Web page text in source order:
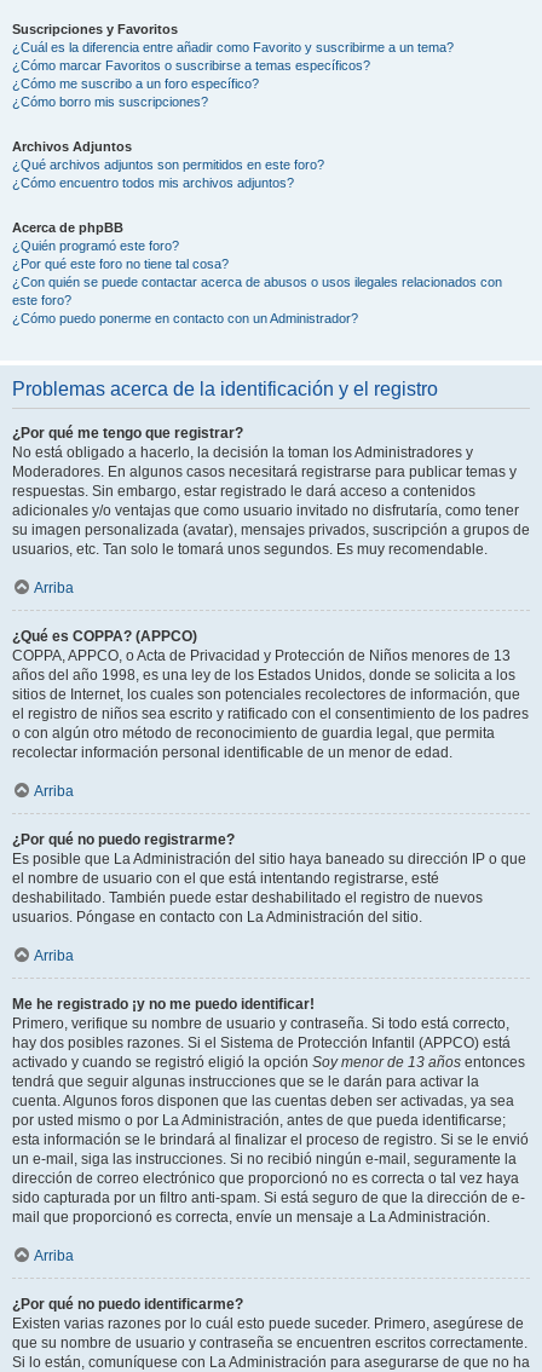
Suscripciones y Favoritos
¿Cuál es la diferencia entre añadir como Favorito y suscribirme a un tema?
¿Cómo marcar Favoritos o suscribirse a temas específicos?
¿Cómo me suscribo a un foro específico?
¿Cómo borro mis suscripciones?
Archivos Adjuntos
¿Qué archivos adjuntos son permitidos en este foro?
¿Cómo encuentro todos mis archivos adjuntos?
Acerca de phpBB
¿Quién programó este foro?
¿Por qué este foro no tiene tal cosa?
¿Con quién se puede contactar acerca de abusos o usos ilegales relacionados con
este foro?
¿Cómo puedo ponerme en contacto con un Administrador?
Problemas acerca de la identificación y el registro
¿Por qué me tengo que registrar?
No está obligado a hacerlo, la decisión la toman los Administradores y
Moderadores. En algunos casos necesitará registrarse para publicar temas y
respuestas. Sin embargo, estar registrado le dará acceso a contenidos
adicionales y/o ventajas que como usuario invitado no disfrutaría, como tener
su imagen personalizada (avatar), mensajes privados, suscripción a grupos de
usuarios, etc. Tan solo le tomará unos segundos. Es muy recomendable.
Arriba
¿Qué es COPPA? (APPCO)
COPPA, APPCO, o Acta de Privacidad y Protección de Niños menores de 13
años del año 1998, es una ley de los Estados Unidos, donde se solicita a los
sitios de Internet, los cuales son potenciales recolectores de información, que
el registro de niños sea escrito y ratificado con el consentimiento de los padres
o con algún otro método de reconocimiento de guardia legal, que permita
recolectar información personal identificable de un menor de edad.
Arriba
¿Por qué no puedo registrarme?
Es posible que La Administración del sitio haya baneado su dirección IP o que
el nombre de usuario con el que está intentando registrarse, esté
deshabilitado. También puede estar deshabilitado el registro de nuevos
usuarios. Póngase en contacto con La Administración del sitio.
Arriba
Me he registrado ¡y no me puedo identificar!
Primero, verifique su nombre de usuario y contraseña. Si todo está correcto,
hay dos posibles razones. Si el Sistema de Protección Infantil (APPCO) está
activado y cuando se registró eligió la opción Soy menor de 13 años entonces
tendrá que seguir algunas instrucciones que se le darán para activar la
cuenta. Algunos foros disponen que las cuentas deben ser activadas, ya sea
por usted mismo o por La Administración, antes de que pueda identificarse;
esta información se le brindará al finalizar el proceso de registro. Si se le envió
un e-mail, siga las instrucciones. Si no recibió ningún e-mail, seguramente la
dirección de correo electrónico que proporcionó no es correcta o tal vez haya
sido capturada por un filtro anti-spam. Si está seguro de que la dirección de e-
mail que proporcionó es correcta, envíe un mensaje a La Administración.
Arriba
¿Por qué no puedo identificarme?
Existen varias razones por lo cuál esto puede suceder. Primero, asegúrese de
que su nombre de usuario y contraseña se encuentren escritos correctamente.
Si lo están, comuníquese con La Administración para asegurarse de que no ha